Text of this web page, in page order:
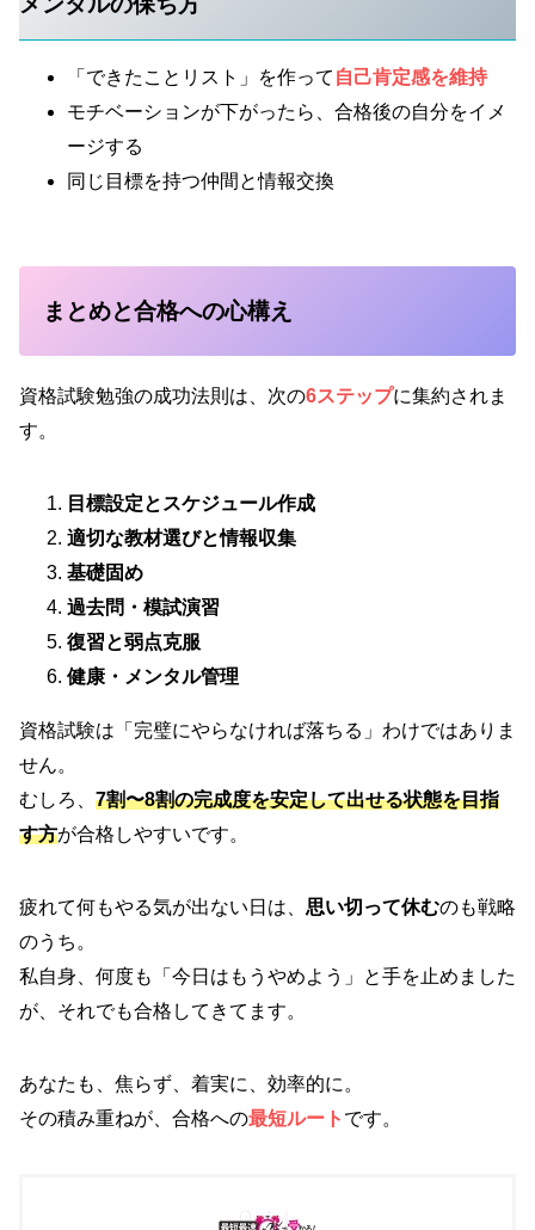
「できたことリスト」を作って 自己肯定感を維持
モチベーションが下がったら、合格後の自分をイメ
ージする
同じ目標を持つ仲間と情報交換
まとめと合格への心構え
資格試験勉強の成功法則は、次の6ステップに集約されま
す。
目標設定とスケジュール作成
適切な教材選びと情報収集
基礎固め
過去問・模試演習
復習と弱点克服
健康・メンタル管理
資格試験は「完璧にやらなければ落ちる」わけではありま
せん。
むしろ、 7割〜8割の完成度を安定して出せる状態を目指
す方が合格しやすいです。
疲れて何もやる気が出ない日は、 思い切って休むのも戦略
のうち。
私自身、何度も「今日はもうやめよう」と手を止めました
が、それでも合格してきてます。
あなたも、焦らず、着実に、効率的に。
その積み重ねが、合格への最短ルート です。